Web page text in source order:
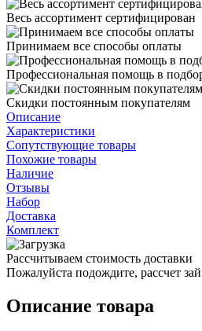
Весь ассортимент сертифицирован
Принимаем все способы оплаты
Профессиональная помощь в
Скидки постоянным покупателям
Описание
Характеристики
Сопутствующие товары
Похожие товары
Наличие
Отзывы
Набор
Доставка
Комплект
Рассчитываем стоимость доставки
Пожалуйста подождите, рассчет
Описание товара